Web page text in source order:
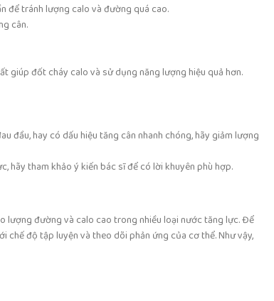
để tránh lượng calo và đường quá cao.
cân.
giúp đốt cháy calo và sử dụng năng lượng hiệu quả hơn.
đầu, hay có dấu hiệu tăng cân nhanh chóng, hãy giảm lượng
hãy tham khảo ý kiến bác sĩ để có lời khuyên phù hợp.
lượng đường và calo cao trong nhiều loại nước tăng lực. Để
độ tập luyện và theo dõi phản ứng của cơ thể. Như vậy,